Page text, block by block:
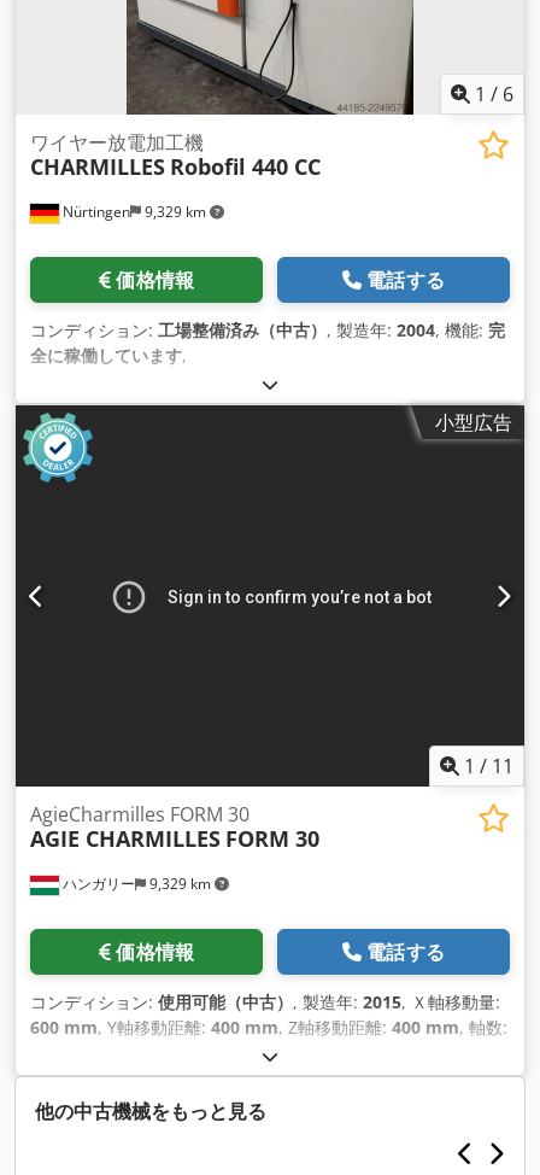
1 / 6
Nürtingen 9,329 km
ワイヤー放電加工機
CHARMILLES Robofil 440 CC
価格情報 電話する
コンディション: 工場整備済み（中古） , 製造年: 2004, 機能: 完
全に稼働しています,
小型広告
1 / 11
ハンガリー 9,329 km
AgieCharmilles FORM 30
AGIE CHARMILLES FORM 30
価格情報 電話する
コンディション: 使用可能（中古） , 製造年: 2015, Ｘ軸移動量:
600 mm, Y軸移動距離: 400 mm, Z軸移動距離: 400 mm, 軸数:
他の中古機械をもっと見る